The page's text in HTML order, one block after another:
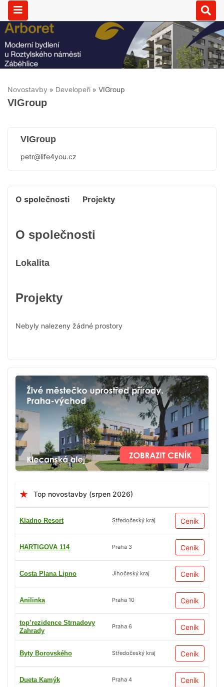
Novostavby » Developeři » VIGroup
VIGroup
VIGroup
petr@life4you.cz
O společnosti Projekty
O společnosti
Lokalita
Projekty
Nebyly nalezeny žádné prostory
Top novostavby (srpen 2026)
Kladno Resort Středočeský kraj Ceník
HARTIGOVA 114 Praha 3 Ceník
Costa Plana Lipno Jihočeský kraj Ceník
Anilinka Praha 10 Ceník
top’rezidence Strnadovy
Zahrady
Praha 6 Ceník
Byty Borovského Středočeský kraj Ceník
Dueta Kamýk Praha 4 Ceník